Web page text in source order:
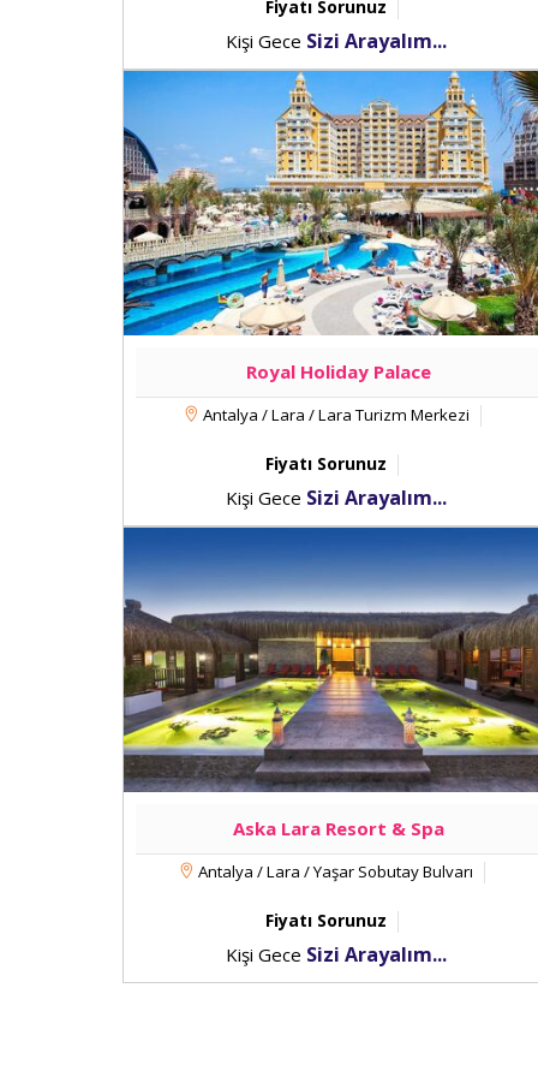
Fiyatı Sorunuz
Kişi Gece Sizi Arayalım...
Royal Holiday Palace
Antalya / Lara / Lara Turizm Merkezi
Fiyatı Sorunuz
Kişi Gece Sizi Arayalım...
Aska Lara Resort & Spa
Antalya / Lara / Yaşar Sobutay Bulvarı
Fiyatı Sorunuz
Kişi Gece Sizi Arayalım...